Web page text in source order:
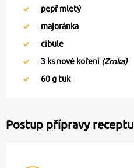
pepř mletý
majoránka
cibule
3 ks nové koření (Zrnka)
60g tuk
Postup přípravy receptu